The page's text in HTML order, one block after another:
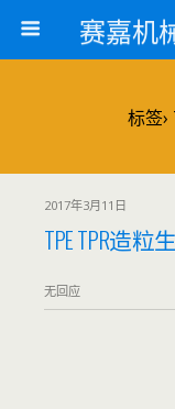
标签
2017年3月11日
TPE TPR造粒
无回应